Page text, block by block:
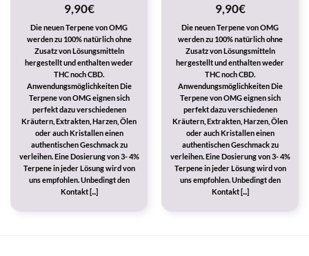
9,90€
Die neuen Terpene von OMG
werden zu 100% natürlich ohne
Zusatz von Lösungsmitteln
hergestellt und enthalten weder
THC noch CBD.
Anwendungsmöglichkeiten Die
Terpene von OMG eignen sich
perfekt dazu verschiedenen
Kräutern, Extrakten, Harzen, Ölen
oder auch Kristallen einen
authentischen Geschmack zu
verleihen. Eine Dosierung von 3- 4%
Terpene in jeder Lösung wird von
uns empfohlen. Unbedingt den
Kontakt [...]
9,90€
Die neuen Terpene von OMG
werden zu 100% natürlich ohne
Zusatz von Lösungsmitteln
hergestellt und enthalten weder
THC noch CBD.
Anwendungsmöglichkeiten Die
Terpene von OMG eignen sich
perfekt dazu verschiedenen
Kräutern, Extrakten, Harzen, Ölen
oder auch Kristallen einen
authentischen Geschmack zu
verleihen. Eine Dosierung von 3- 4%
Terpene in jeder Lösung wird von
uns empfohlen. Unbedingt den
Kontakt [...]